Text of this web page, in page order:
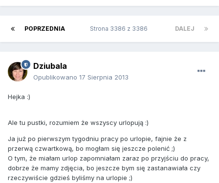
POPRZEDNIA DALEJ
Strona 3386 z 3386
Dziubala
Opublikowano 17 Sierpnia 2013
Hejka :)
Ale tu pustki, rozumiem że wszyscy urlopują :)
Ja już po pierwszym tygodniu pracy po urlopie, fajnie że z
przerwą czwartkową, bo mogłam się jeszcze polenić ;)
O tym, że miałam urlop zapomniałam zaraz po przyjściu do pracy,
dobrze że mamy zdjęcia, bo jeszcze bym się zastanawiała czy
rzeczywiście gdzieś byliśmy na urlopie ;)